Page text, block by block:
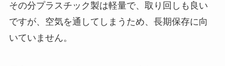
その分プラスチック製は軽量で、取り回しも良い
ですが、空気を通してしまうため、長期保存に向
いていません。